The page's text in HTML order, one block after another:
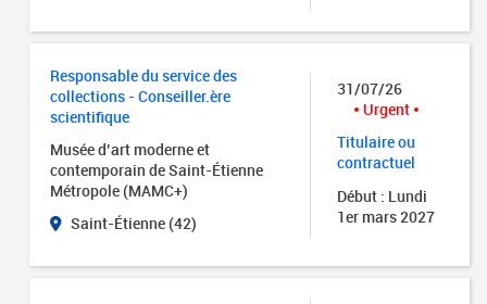
Responsable du service des
collections - Conseiller.ère
scientifique
Musée d’art moderne et
contemporain de Saint-Étienne
Métropole (MAMC+)
Saint-Étienne (42)
31/07/26
Urgent
Titulaire ou
contractuel
Début : Lundi
1er mars 2027